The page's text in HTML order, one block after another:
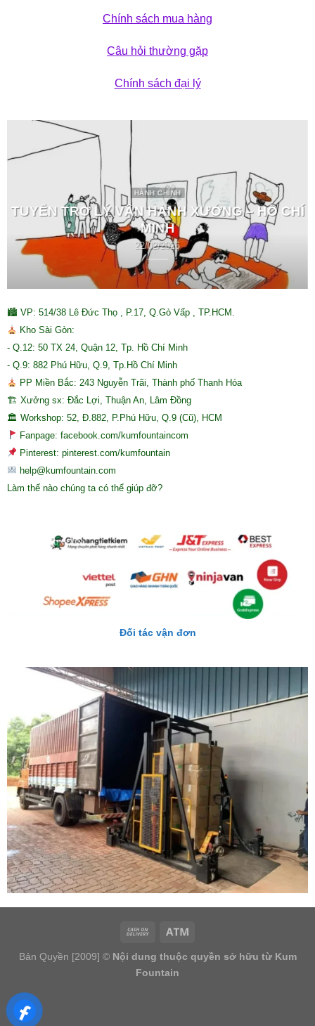
Chính sách mua hàng
Câu hỏi thường gặp
Chính sách đại lý
HÀNH CHÍNH
TUYỂN TRỢ LÝ VẬN HÀNH XƯỞNG – HỒ CHÍ
MINH
22/02/2026
🏙 VP: 514/38 Lê Đức Thọ , P.17, Q.Gò Vấp , TP.HCM.
Kho Sài Gòn:
- Q.12: 50 TX 24, Quận 12, Tp. Hồ Chí Minh
- Q.9: 882 Phú Hữu, Q.9, Tp.Hồ Chí Minh
PP Miền Bắc: 243 Nguyễn Trãi, Thành phố Thanh Hóa
🏗 Xưởng sx: Đắc Lợi, Thuận An, Lâm Đồng
🏛 Workshop: 52, Đ.882, P.Phú Hữu, Q.9 (Cũ), HCM
Fanpage: facebook.com/kumfountaincom
Pinterest: pinterest.com/kumfountain
help@kumfountain.com
Làm thế nào chúng ta có thể giúp đỡ?
Đối tác vận đơn
Bản Quyền [2009] © Nội dung thuộc quyền sở hữu từ Kum
Fountain